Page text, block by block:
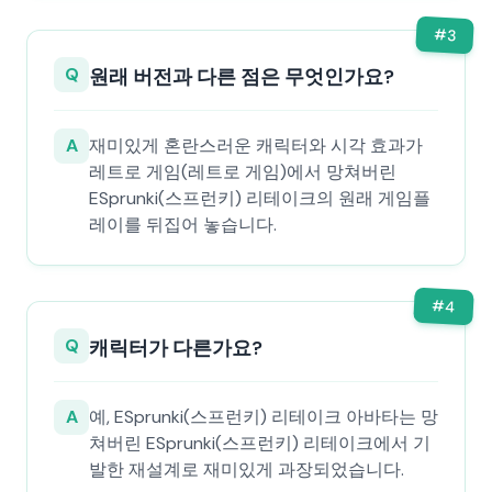
#3
Q 원래 버전과 다른 점은 무엇인가요?
A 재미있게 혼란스러운 캐릭터와 시각 효과가
레트로 게임(레트로 게임)에서 망쳐버린
ESprunki(스프런키) 리테이크의 원래 게임플
레이를 뒤집어 놓습니다.
#4
Q 캐릭터가 다른가요?
A 예, ESprunki(스프런키) 리테이크 아바타는 망
쳐버린 ESprunki(스프런키) 리테이크에서 기
발한 재설계로 재미있게 과장되었습니다.